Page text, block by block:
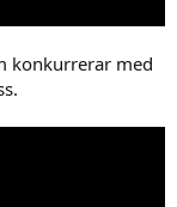
konkurrerar med